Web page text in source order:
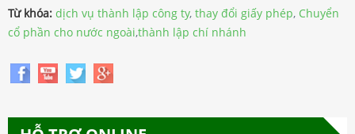
Từ khóa: dịch vụ thành lập công ty, thay đổi giấy phép, Chuyển
cổ phần cho nước ngoài,thành lập chí nhánh